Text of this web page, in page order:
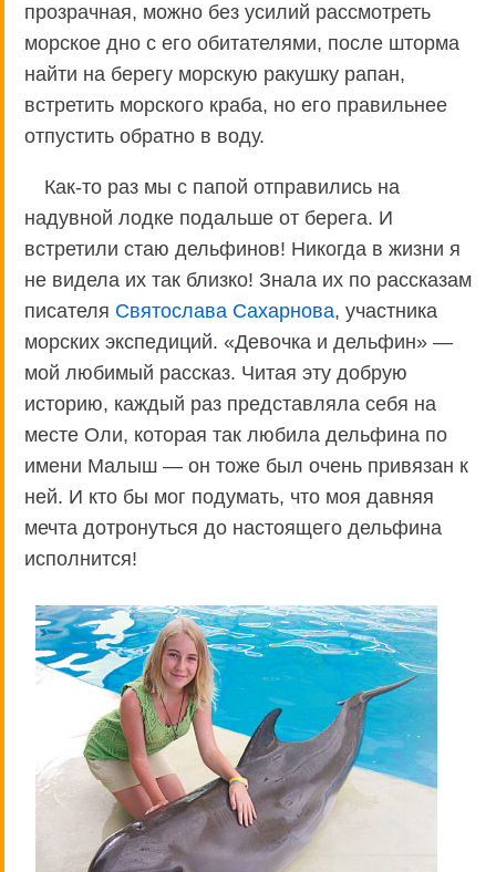
прозрачная, можно без усилий рассмотреть
морское дно с его обитателями, после шторма
найти на берегу морскую ракушку рапан,
встретить морского краба, но его правильнее
отпустить обратно в воду.
Как-то раз мы с папой отправились на
надувной лодке подальше от берега. И
встретили стаю дельфинов! Никогда в жизни я
не видела их так близко! Знала их по рассказам
писателя Святослава Сахарнова, участника
морских экспедиций. «Девочка и дельфин» —
мой любимый рассказ. Читая эту добрую
историю, каждый раз представляла себя на
месте Оли, которая так любила дельфина по
имени Малыш — он тоже был очень привязан к
ней. И кто бы мог подумать, что моя давняя
мечта дотронуться до настоящего дельфина
исполнится!